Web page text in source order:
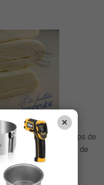
au frigo
le temps de
environ 26 cm de
×